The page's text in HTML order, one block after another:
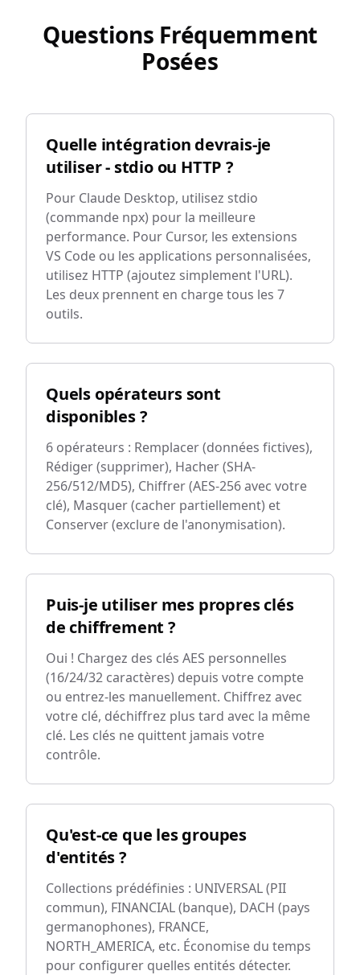
Questions Fréquemment
Posées
Quelle intégration devrais-je
utiliser - stdio ou HTTP ?
Pour Claude Desktop, utilisez stdio
(commande npx) pour la meilleure
performance. Pour Cursor, les extensions
VS Code ou les applications personnalisées,
utilisez HTTP (ajoutez simplement l'URL).
Les deux prennent en charge tous les 7
outils.
Quels opérateurs sont
disponibles ?
6 opérateurs : Remplacer (données fictives),
Rédiger (supprimer), Hacher (SHA-
256/512/MD5), Chiffrer (AES-256 avec votre
clé), Masquer (cacher partiellement) et
Conserver (exclure de l'anonymisation).
Puis-je utiliser mes propres clés
de chiffrement ?
Oui ! Chargez des clés AES personnelles
(16/24/32 caractères) depuis votre compte
ou entrez-les manuellement. Chiffrez avec
votre clé, déchiffrez plus tard avec la même
clé. Les clés ne quittent jamais votre
contrôle.
Qu'est-ce que les groupes
d'entités ?
Collections prédéfinies : UNIVERSAL (PII
commun), FINANCIAL (banque), DACH (pays
germanophones), FRANCE,
NORTH_AMERICA, etc. Économise du temps
pour configurer quelles entités détecter.